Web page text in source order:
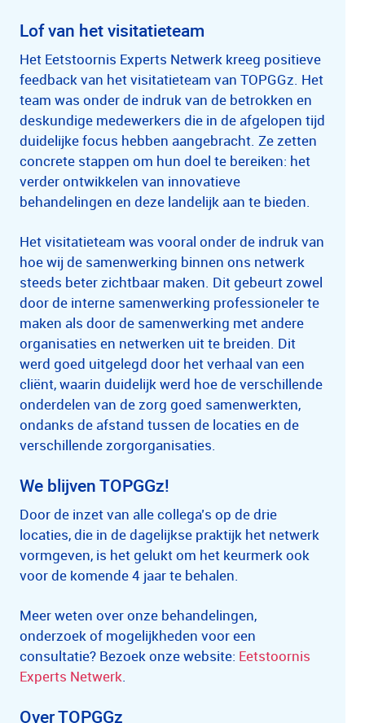
Lof van het visitatieteam
Het Eetstoornis Experts Netwerk kreeg positieve
feedback van het visitatieteam van TOPGGz. Het
team was onder de indruk van de betrokken en
deskundige medewerkers die in de afgelopen tijd
duidelijke focus hebben aangebracht. Ze zetten
concrete stappen om hun doel te bereiken: het
verder ontwikkelen van innovatieve
behandelingen en deze landelijk aan te bieden.
Het visitatieteam was vooral onder de indruk van
hoe wij de samenwerking binnen ons netwerk
steeds beter zichtbaar maken. Dit gebeurt zowel
door de interne samenwerking professioneler te
maken als door de samenwerking met andere
organisaties en netwerken uit te breiden. Dit
werd goed uitgelegd door het verhaal van een
cliënt, waarin duidelijk werd hoe de verschillende
onderdelen van de zorg goed samenwerkten,
ondanks de afstand tussen de locaties en de
verschillende zorgorganisaties.
We blijven TOPGGz!
Door de inzet van alle collega’s op de drie
locaties, die in de dagelijkse praktijk het netwerk
vormgeven, is het gelukt om het keurmerk ook
voor de komende 4 jaar te behalen.
Meer weten over onze behandelingen,
onderzoek of mogelijkheden voor een
consultatie? Bezoek onze website: Eetstoornis
Experts Netwerk.
Over TOPGGz